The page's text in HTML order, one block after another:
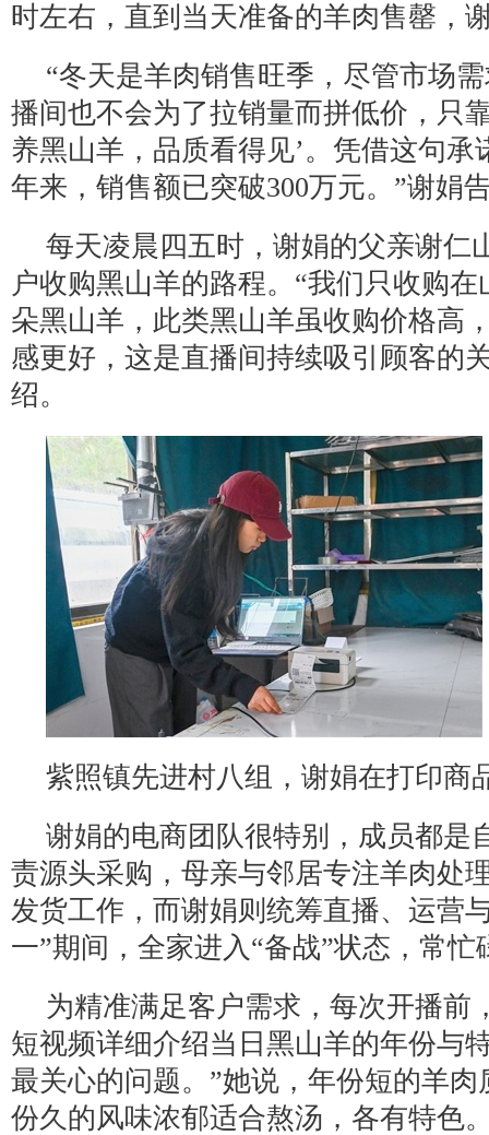
时左右，直到当天准备的羊肉售罄，
“冬天是羊肉销售旺季，尽管市场
播间也不会为了拉销量而拼低价，只
养黑山羊，品质看得见’。凭借这句承
年来，销售额已突破300万元。”谢娟
每天凌晨四五时，谢娟的父亲谢仁
户收购黑山羊的路程。“我们只收购
朵黑山羊，此类黑山羊虽收购价格高
感更好，这是直播间持续吸引顾客的
绍。
紫照镇先进村八组，谢娟在打印商
谢娟的电商团队很特别，成员都是
责源头采购，母亲与邻居专注羊肉处
发货工作，而谢娟则统筹直播、运营
一”期间，全家进入“备战”状态，常忙
为精准满足客户需求，每次开播前
短视频详细介绍当日黑山羊的年份与
最关心的问题。”她说，年份短的羊
份久的风味浓郁适合熬汤，各有特色